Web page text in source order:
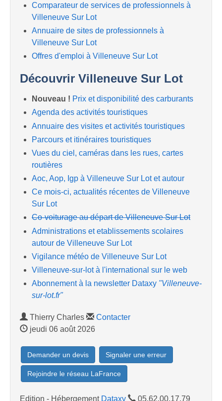
Comparateur de services de professionnels à
Villeneuve Sur Lot
Annuaire de sites de professionnels à
Villeneuve Sur Lot
Offres d'emploi à Villeneuve Sur Lot
Découvrir Villeneuve Sur Lot
Nouveau ! Prix et disponibilité des carburants
Agenda des activités touristiques
Annuaire des visites et activités touristiques
Parcours et itinéraires touristiques
Vues du ciel, caméras dans les rues, cartes
routières
Aoc, Aop, Igp à Villeneuve Sur Lot et autour
Ce mois-ci, actualités récentes de Villeneuve
Sur Lot
Co-voiturage au départ de Villeneuve Sur Lot
Administrations et etablissements scolaires
autour de Villeneuve Sur Lot
Vigilance météo de Villeneuve Sur Lot
Villeneuve-sur-lot à l'international sur le web
Abonnement à la newsletter Dataxy "Villeneuve-
sur-lot.fr"
Thierry Charles
Contacter
jeudi 06 août 2026
Demander un devis Signaler une erreur
Rejoindre le réseau LaFrance
Edition - Hébergement Dataxy
05.62.00.17.79